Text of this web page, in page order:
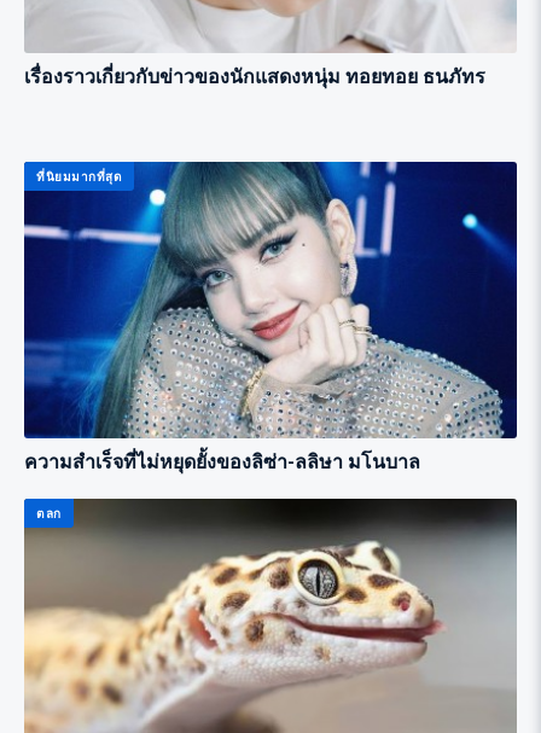
เรื่องราวเกี่ยวกับข่าวของนักแสดงหนุ่ม ทอยทอย ธนภัทร
ที่นิยมมากที่สุด
ความสำเร็จที่ไม่หยุดยั้งของลิซ่า-ลลิษา มโนบาล
ตลก